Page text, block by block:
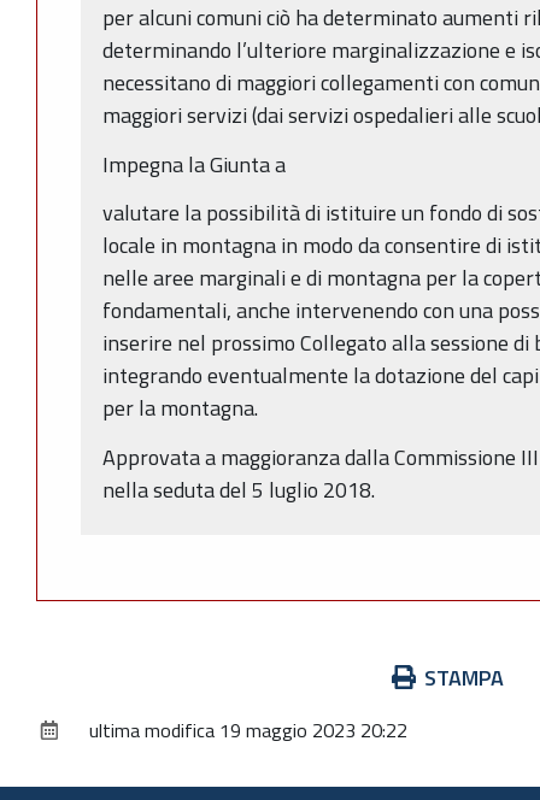
per alcuni comuni ciò ha determinato aumenti
determinando l’ulteriore marginalizzazione e
necessitano di maggiori collegamenti con
maggiori servizi (dai servizi ospedalieri alle
Impegna la Giunta a
valutare la possibilità di istituire un fondo di
locale in montagna in modo da consentire di
nelle aree marginali e di montagna per la
fondamentali, anche intervenendo con una
inserire nel prossimo Collegato alla sessione
integrando eventualmente la dotazione del
per la montagna.
Approvata a maggioranza dalla Commissione
nella seduta del 5 luglio 2018.
documento
STAMPA
ultima modifica 19 maggio 2023 20:22